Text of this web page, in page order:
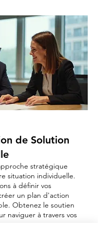
de Solution
stratégique
situation individuelle.
à définir vos
un plan d'action
Obtenez le soutien
naviguer à travers vos